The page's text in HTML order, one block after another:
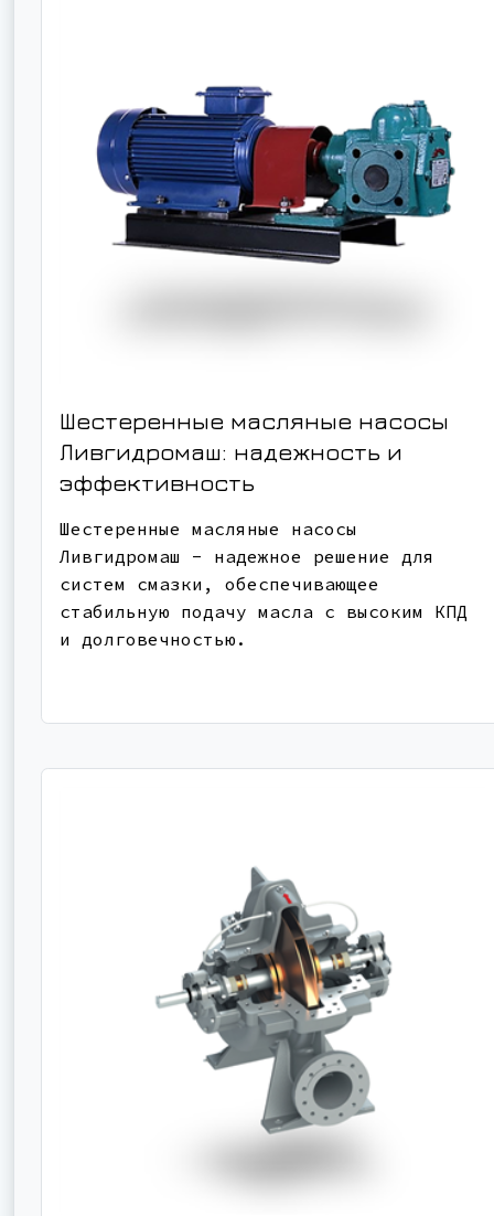
Шестеренные масляные насосы
Ливгидромаш: надежность и
эффективность
Шестеренные масляные насосы
Ливгидромаш - надежное решение для
систем смазки, обеспечивающее
стабильную подачу масла с высоким КПД
и долговечностью.